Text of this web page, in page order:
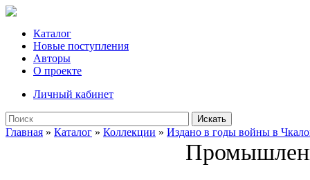
Каталог
Новые поступления
Авторы
О проекте
Личный кабинет
Искать
Главная » Каталог » Коллекции » Издано в годы войны в